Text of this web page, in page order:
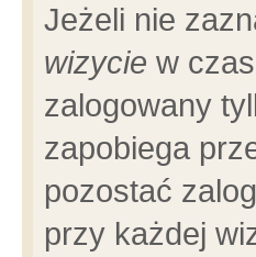
Jeżeli nie
wizycie w
zalogowany
zapobiega
pozostać
przy każdej